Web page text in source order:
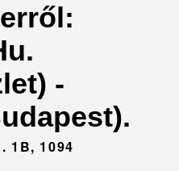
-
1B, 1094